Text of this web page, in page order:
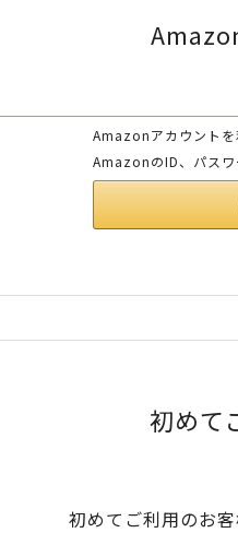
Amazonアカウントを
AmazonのID、パスワ
初めて
初めてご利用のお